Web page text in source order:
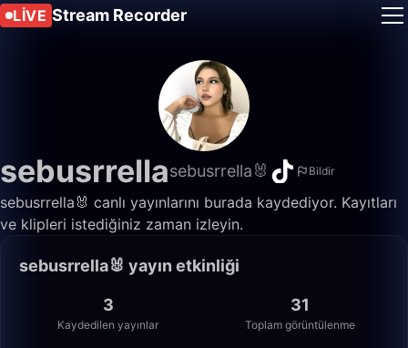
LIVE Stream Recorder
sebusrrellasebusrrella🐰 Bildir
sebusrrella🐰 canlı yayınlarını burada kaydediyor. Kayıtları
ve klipleri istediğiniz zaman izleyin.
sebusrrella🐰 yayın etkinliği
3
Kaydedilen yayınlar
31
Toplam görüntülenme